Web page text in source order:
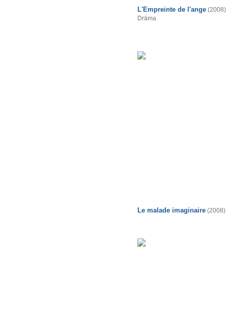
L'Empreinte de l'ange (2008)
Drāma
Le malade imaginaire (2008)